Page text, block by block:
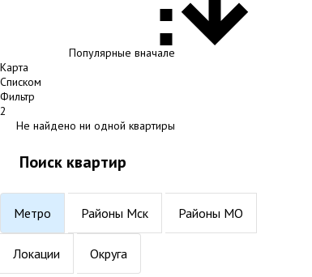
Популярные вначале
Карта
Списком
Фильтр
2
Не найдено ни одной квартиры
Поиск квартир
Метро Районы Мск Районы МО
Локации Округа